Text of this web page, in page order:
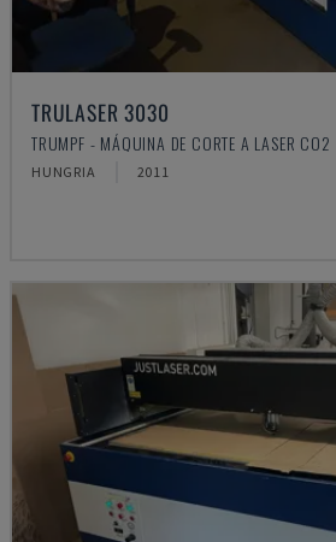
TRULASER 3030
TRUMPF - MÁQUINA DE CORTE A LASER CO2
HUNGRIA 2011